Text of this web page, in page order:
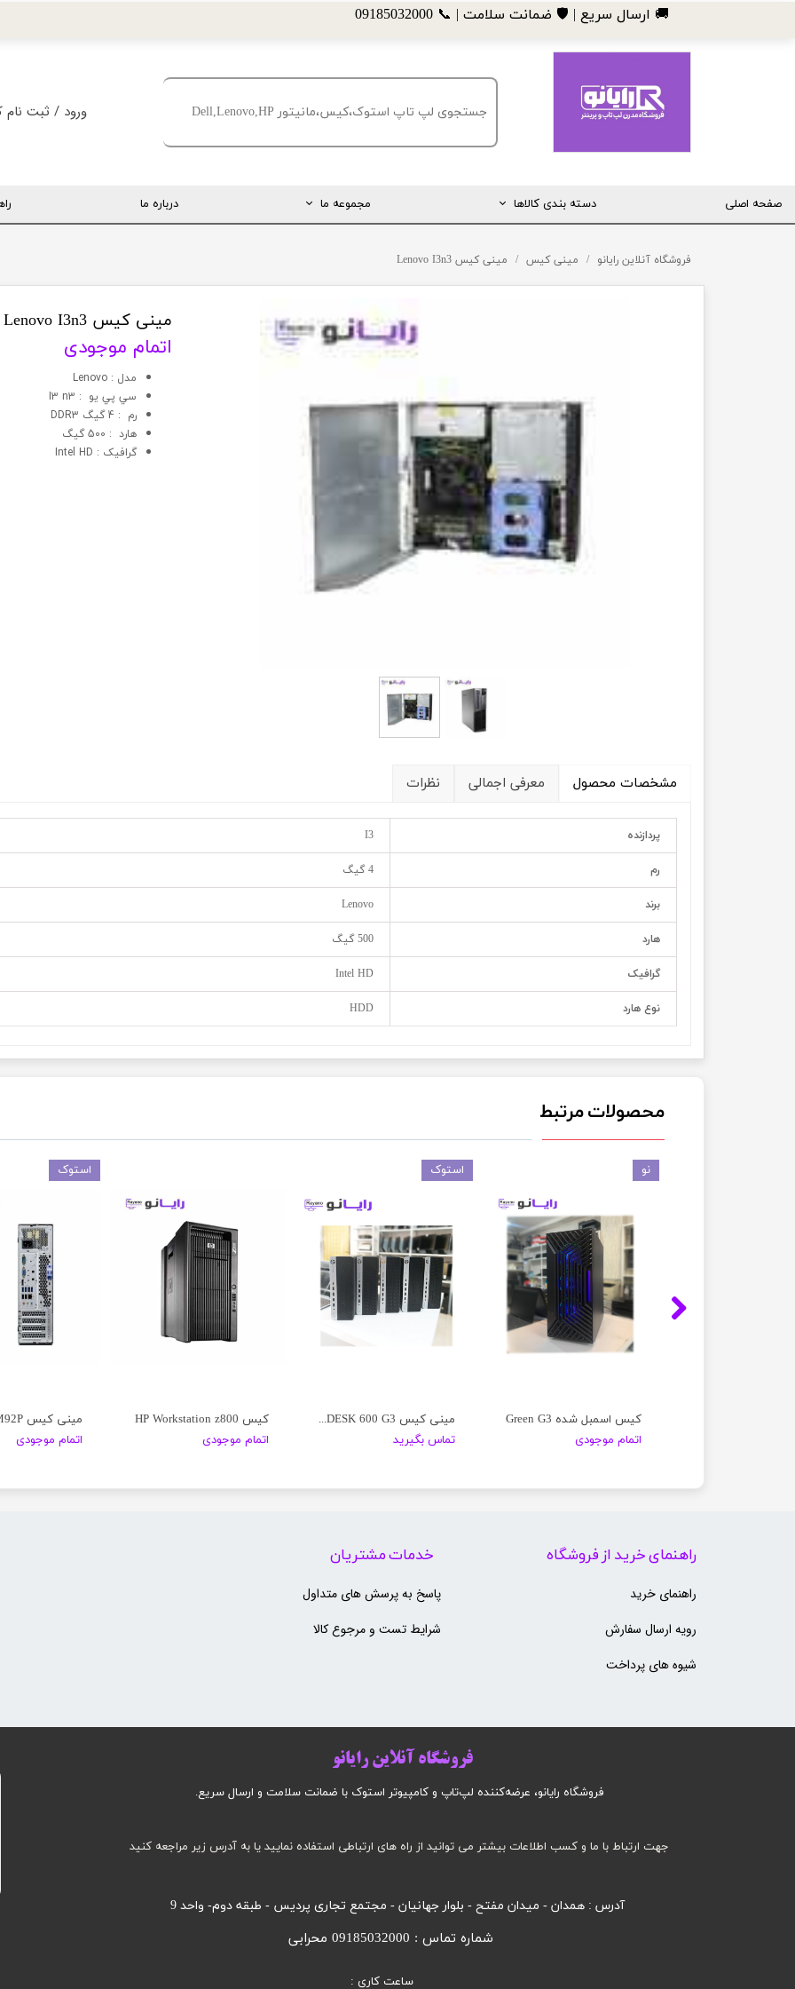
ورود / ثبت نام
صفحه اصلی دسته بندی کالاها
لپ تاپ
حسابداری
مجموعه ما
اینستاگرام
تلگرام
تماس با ما
درباره ما
​🚚 ارسال سریع | 🛡️ ضمانت سلامت | 📞 09185032000
فروشگاه آنلاین رایانو مینی کیس مینی کیس Lenovo I3n3
مینی کیس Lenovo I3n3
اتمام موجودی
مدل : Lenovo
سي پي يو : I3 n3
رم : 4 گیگ DDR3
هارد : 500 گیگ
گرافيک : Intel HD
مشخصات محصول معرفی اجمالی نظرات
پردازنده I3
رم 4 گیگ
برند Lenovo
هارد 500 گیگ
گرافيک Intel HD
نوع هارد HDD
محصولات مرتبط
اتمام موجودی
استوک
کیس HP Workstation z800
اتمام موجودی
مینی کیس HP PRODESK 600 G3
تماس بگیرید
استوک
کیس اسمبل شده Green G3
اتمام موجودی
نو
جهت ارتباط با ما و کسب اطلاعات بیشتر می توانید از راه های ارتباطی استفاده نمایید یا به آدرس زیر مراجعه کنید
آدرس : همدان - میدان مفتح - بلوار جهانیان - مجتمع تجاری پردیس - طبقه دوم- واحد 9
ساعت کاری :
شماره تماس : 09185032000 محرابی
فروشگاه رایانو، عرضه‌کننده لپ‌تاپ و کامپیوتر استوک با ضمانت سلامت و ارسال سریع.​​​​​​​​​​​​​​
فروشگاه آنلاین رایانو
راهنمای خرید از فروشگاه خدمات مشتریان
رویه ارسال سفارش
راهنمای خرید
شیوه های پرداخت
پاسخ به پرسش های متداول
شرایط تست و مرجوع کالا